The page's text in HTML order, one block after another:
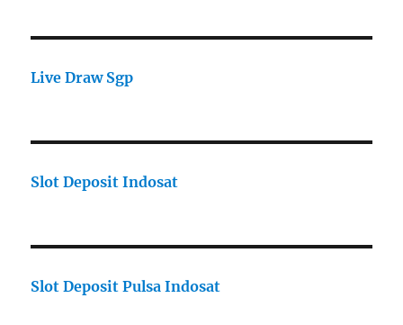
Live Draw Sgp
Slot Deposit Indosat
Slot Deposit Pulsa Indosat